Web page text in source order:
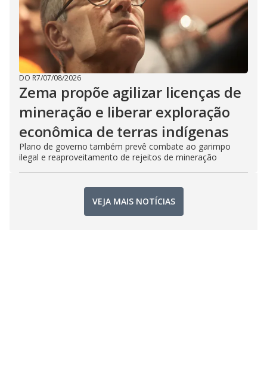
DO R7/07/08/2026
Zema propõe agilizar licenças de
mineração e liberar exploração
econômica de terras indígenas
Plano de governo também prevê combate ao garimpo
ilegal e reaproveitamento de rejeitos de mineração
VEJA MAIS NOTÍCIAS